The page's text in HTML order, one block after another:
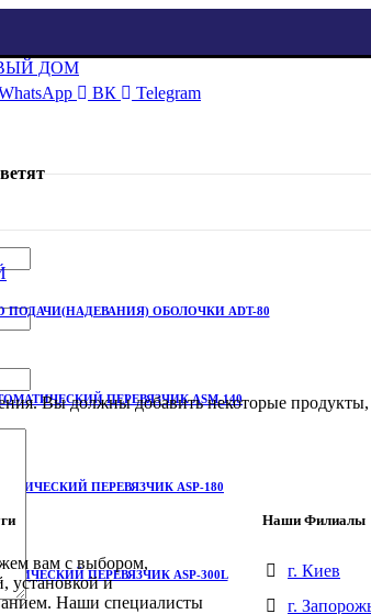
ВК
Telegram
ПОДАЧИ(НАДЕВАНИЯ) ОБОЛОЧКИ ADT-80
ПЕРЕВЯЗЧИК ASМ-140
ПЕРЕВЯЗЧИК ASP-180
ПЕРЕВЯЗЧИК ASP-300L
Вы должны добавить некоторые
вам с выбором,
установкой и
Наши специалисты
Наши Филиалы
г. Киев
г.